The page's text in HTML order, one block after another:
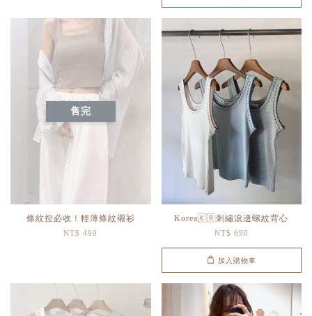
售完
條紋控必收！輕薄條紋襯衫
NT$ 490
Korea🇰🇷刺繡滾邊螺紋背心
NT$ 690
加入購物車